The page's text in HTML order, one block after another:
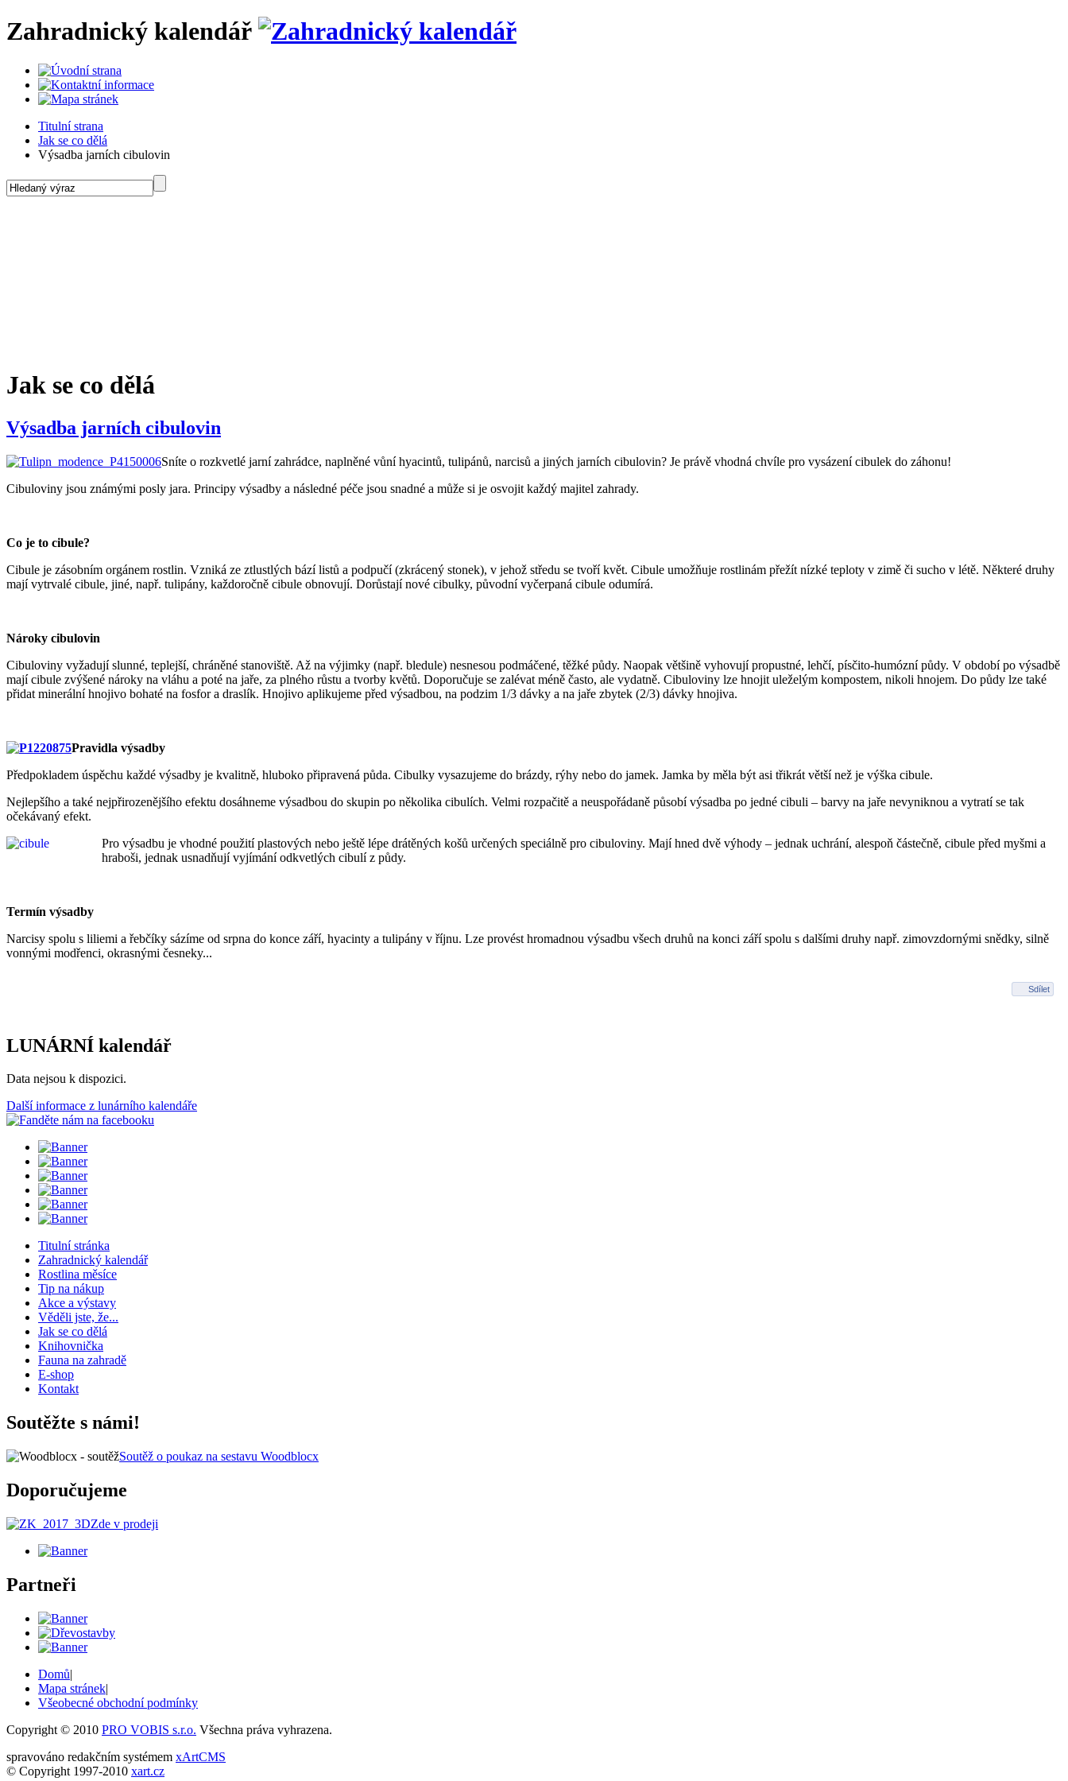
Zahradnický kalendář
Titulní strana
Jak se co dělá
Výsadba jarních cibulovin
Jak se co dělá
Výsadba jarních cibulovin
Sníte o rozkvetlé jarní zahrádce, naplněné vůní hyacintů, tulipánů, narcisů a jiných jarních cibulovin? Je právě vhodná chvíle pro vysázení cibulek do záhonu!
Cibuloviny jsou známými posly jara. Principy výsadby a následné péče jsou snadné a může si je osvojit každý majitel zahrady.
Co je to cibule?
Cibule je zásobním orgánem rostlin. Vzniká ze ztlustlých bází listů a podpučí (zkrácený stonek), v jehož středu se tvoří květ. Cibule umožňuje rostlinám přežít nízké teploty v zimě či sucho v létě. Některé druhy
mají vytrvalé cibule, jiné, např. tulipány, každoročně cibule obnovují. Dorůstají nové cibulky, původní vyčerpaná cibule odumírá.
Nároky cibulovin
Cibuloviny vyžadují slunné, teplejší, chráněné stanoviště. Až na výjimky (např. bledule) nesnesou podmáčené, těžké půdy. Naopak většině vyhovují propustné, lehčí, písčito-humózní půdy. V období po výsadbě
mají cibule zvýšené nároky na vláhu a poté na jaře, za plného růstu a tvorby květů. Doporučuje se zalévat méně často, ale vydatně. Cibuloviny lze hnojit uleželým kompostem, nikoli hnojem. Do půdy lze také
přidat minerální hnojivo bohaté na fosfor a draslík. Hnojivo aplikujeme před výsadbou, na podzim 1/3 dávky a na jaře zbytek (2/3) dávky hnojiva.
Pravidla výsadby
Předpokladem úspěchu každé výsadby je kvalitně, hluboko připravená půda. Cibulky vysazujeme do brázdy, rýhy nebo do jamek. Jamka by měla být asi třikrát větší než je výška cibule.
Nejlepšího a také nejpřirozenějšího efektu dosáhneme výsadbou do skupin po několika cibulích. Velmi rozpačitě a neuspořádaně působí výsadba po jedné cibuli – barvy na jaře nevyniknou a vytratí se tak
očekávaný efekt.
Pro výsadbu je vhodné použití plastových nebo ještě lépe drátěných košů určených speciálně pro cibuloviny. Mají hned dvě výhody – jednak uchrání, alespoň částečně, cibule před myšmi a
hraboši, jednak usnadňují vyjímání odkvetlých cibulí z půdy.
Termín výsadby
Narcisy spolu s liliemi a řebčíky sázíme od srpna do konce září, hyacinty a tulipány v říjnu. Lze provést hromadnou výsadbu všech druhů na konci září spolu s dalšími druhy např. zimovzdornými snědky, silně
vonnými modřenci, okrasnými česneky...
Sdílet
LUNÁRNÍ kalendář
Data nejsou k dispozici.
Další informace z lunárního kalendáře
Titulní stránka
Zahradnický kalendář
Rostlina měsíce
Tip na nákup
Akce a výstavy
Věděli jste, že...
Jak se co dělá
Knihovnička
Fauna na zahradě
E-shop
Kontakt
Soutěžte s námi!
Soutěž o poukaz na sestavu Woodblocx
Doporučujeme
Zde v prodeji
Partneři
Domů|
Mapa stránek|
Všeobecné obchodní podmínky
Copyright © 2010 PRO VOBIS s.r.o. Všechna práva vyhrazena.
spravováno redakčním systémem xArtCMS
© Copyright 1997-2010 xart.cz